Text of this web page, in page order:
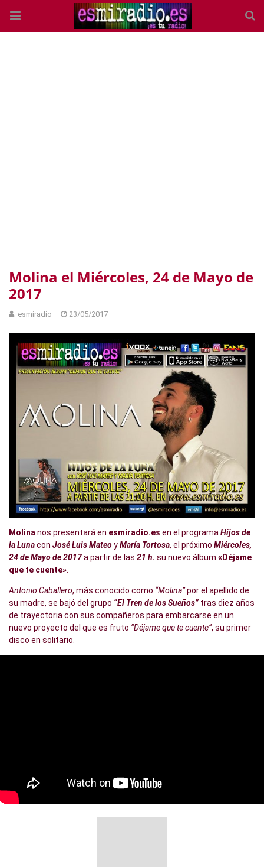
Molina el Miércoles, 24 de Mayo de
2017
esmiradio 23/05/2017
Molina nos presentará en esmiradio.es en el programa Hijos de
la Lunacon José Luis MateoyMaría Tortosa, el próximo Miércoles,
24 de Mayo de 2017a partir de las 21 h. su nuevo álbum «Déjame
que te cuente»
Antonio Caballero, más conocido como “Molina”por el apellido de
su madre, se bajó del grupo “El Tren de los Sueños” tras diez años
de trayectoria con sus compañeros para embarcarse en un
nuevo proyecto del que es fruto “Déjame que te cuente”, su primer
disco en solitario.